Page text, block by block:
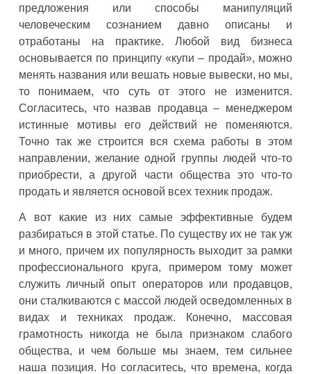
предложения или способы манипуляций
человеческим сознанием давно описаны и
отработаны на практике. Любой вид бизнеса
основывается по принципу «купи – продай», можно
менять названия или вешать новые вывески, но мы,
то понимаем, что суть от этого не изменится.
Согласитесь, что назвав продавца – менеджером
истинные мотивы его действий не поменяются.
Точно так же строится вся схема работы в этом
направлении, желание одной группы людей что-то
приобрести, а другой части общества это что-то
продать и является основой всех техник продаж.
А вот какие из них самые эффективные будем
разбираться в этой статье. По существу их не так уж
и много, причем их популярность выходит за рамки
профессионального круга, примером тому может
служить личный опыт операторов или продавцов,
они сталкиваются с массой людей осведомленных в
видах и техниках продаж. Конечно, массовая
грамотность никогда не была признаком слабого
общества, и чем больше мы знаем, тем сильнее
наша позиция. Но согласитесь, что времена, когда